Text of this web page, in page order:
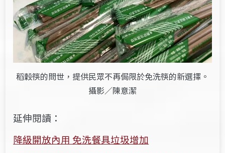
稻穀筷的問世，提供民眾不再侷限於免洗筷的新選擇。
攝影／陳意潔
延伸閱讀：
降級開放內用 免洗餐具垃圾增加